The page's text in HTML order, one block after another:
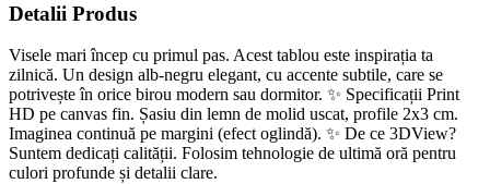
Detalii Produs
Visele mari încep cu primul pas. Acest tablou este inspirația ta
zilnică. Un design alb-negru elegant, cu accente subtile, care se
potrivește în orice birou modern sau dormitor. ✨ Specificații Print
HD pe canvas fin. Șasiu din lemn de molid uscat, profile 2x3 cm.
Imaginea continuă pe margini (efect oglindă). ✨ De ce 3DView?
Suntem dedicați calității. Folosim tehnologie de ultimă oră pentru
culori profunde și detalii clare.